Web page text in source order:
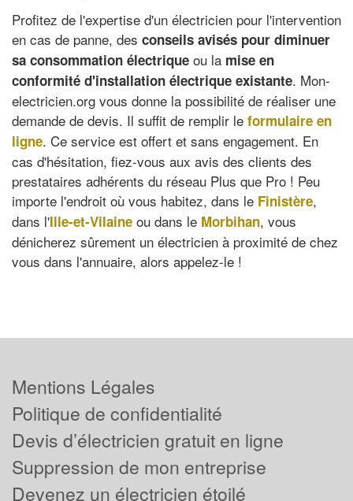
Profitez de l'expertise d'un électricien pour l'intervention
en cas de panne, des conseils avisés pour diminuer
sa consommation électrique ou la mise en
conformité d'installation électrique existante. Mon-
electricien.org vous donne la possibilité de réaliser une
demande de devis. Il suffit de remplir le formulaire en
ligne. Ce service est offert et sans engagement. En
cas d'hésitation, fiez-vous aux avis des clients des
prestataires adhérents du réseau Plus que Pro ! Peu
importe l'endroit où vous habitez, dans le Finistère,
dans l'Ille-et-Vilaine ou dans le Morbihan, vous
dénicherez sûrement un électricien à proximité de chez
vous dans l'annuaire, alors appelez-le !
Mentions Légales
Politique de confidentialité
Devis d’électricien gratuit en ligne
Suppression de mon entreprise
Devenez un électricien étoilé